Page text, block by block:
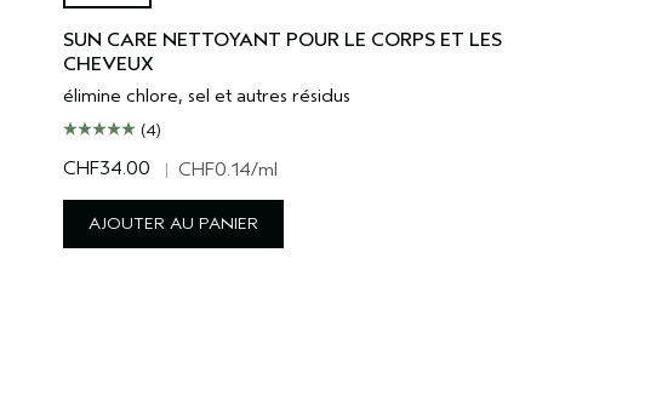
SUN CARE NETTOYANT POUR LE CORPS ET LES
CHEVEUX
élimine chlore, sel et autres résidus
(4)
CHF34.00 | CHF0.14/ml
AJOUTER AU PANIER